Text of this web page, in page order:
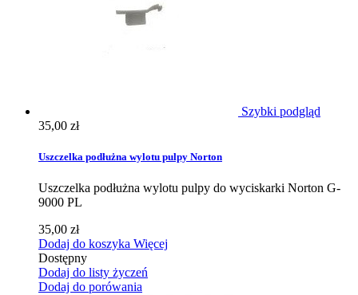
Szybki podgląd
35,00 zł
Uszczelka podłużna wylotu pulpy Norton
Uszczelka podłużna wylotu pulpy do wyciskarki Norton G-
9000 PL
35,00 zł
Dodaj do koszyka Więcej
Dostępny
Dodaj do listy życzeń
Dodaj do porówania